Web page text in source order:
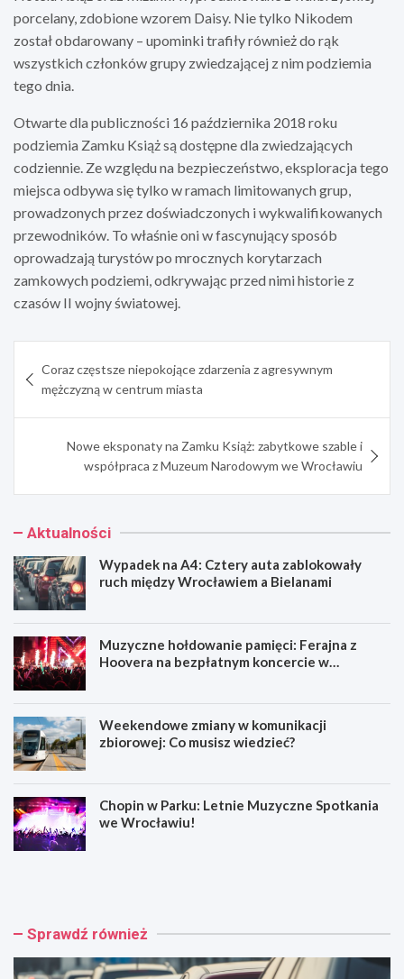
porcelany, zdobione wzorem Daisy. Nie tylko Nikodem
został obdarowany – upominki trafiły również do rąk
wszystkich członków grupy zwiedzającej z nim podziemia
tego dnia.
Otwarte dla publiczności 16 października 2018 roku
podziemia Zamku Książ są dostępne dla zwiedzających
codziennie. Ze względu na bezpieczeństwo, eksploracja tego
miejsca odbywa się tylko w ramach limitowanych grup,
prowadzonych przez doświadczonych i wykwalifikowanych
przewodników. To właśnie oni w fascynujący sposób
oprowadzają turystów po mrocznych korytarzach
zamkowych podziemi, odkrywając przed nimi historie z
czasów II wojny światowej.
wpisu
Coraz częstsze niepokojące zdarzenia z agresywnym
mężczyzną w centrum miasta
Nowe eksponaty na Zamku Książ: zabytkowe szable i
współpraca z Muzeum Narodowym we Wrocławiu
Aktualności
Wypadek na A4: Cztery auta zablokowały
ruch między Wrocławiem a Bielanami
Muzyczne hołdowanie pamięci: Ferajna z
Hoovera na bezpłatnym koncercie w
Weekendowe zmiany w komunikacji
zbiorowej: Co musisz wiedzieć?
Chopin w Parku: Letnie Muzyczne Spotkania
we Wrocławiu!
W
e
n
M
z
e
Sprawdź również